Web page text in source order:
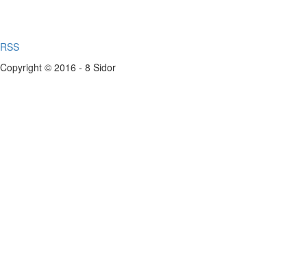
RSS
Copyright © 2016 - 8 Sidor